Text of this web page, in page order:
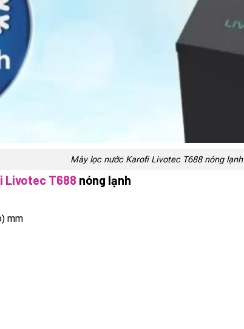
Máy lọc nước Karofi Livotec T688 nóng lạnh
Livotec T688 nóng lạnh
mm